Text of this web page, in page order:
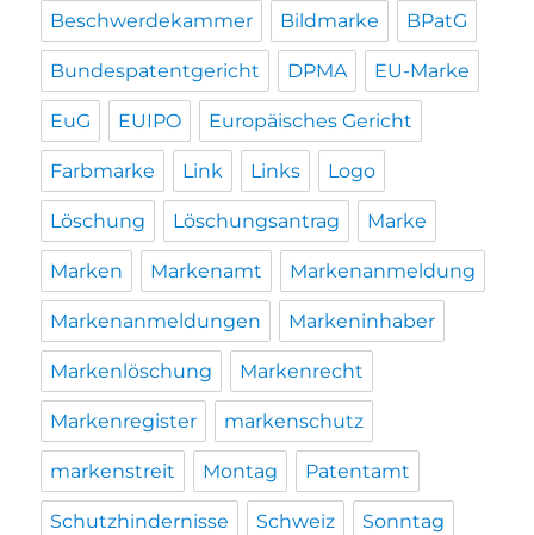
Beschwerdekammer Bildmarke BPatG
Bundespatentgericht DPMA EU-Marke
EuG EUIPO Europäisches Gericht
Farbmarke Link Links Logo
Löschung Löschungsantrag Marke
Marken Markenamt Markenanmeldung
Markenanmeldungen Markeninhaber
Markenlöschung Markenrecht
Markenregister markenschutz
markenstreit Montag Patentamt
Schutzhindernisse Schweiz Sonntag